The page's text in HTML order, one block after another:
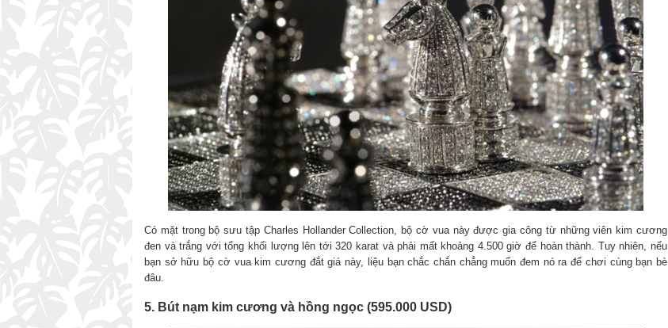
Có mặt trong bộ sưu tập Charles Hollander Collection, bộ cờ vua này được gia công từ những viên kim cương
đen và trắng với tổng khối lượng lên tới 320 karat và phải mất khoảng 4.500 giờ để hoàn thành. Tuy nhiên, nếu
bạn sở hữu bộ cờ vua kim cương đắt giá này, liệu bạn chắc chắn chẳng muốn đem nó ra để chơi cùng bạn bè
đâu.
5. Bút nạm kim cương và hồng ngọc (595.000 USD)